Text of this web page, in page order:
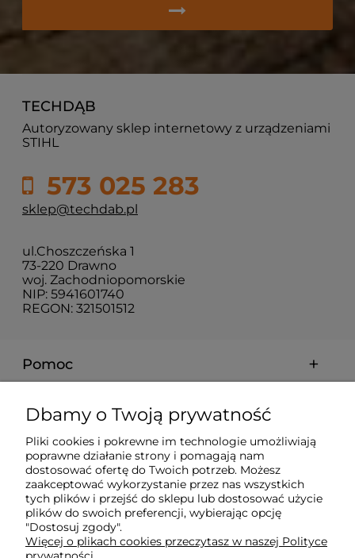
TECHDĄB
Autoryzowany sklep internetowy z urządzeniami
STIHL
573 025 283
sklep@techdab.pl
ul.Choszczeńska 1
73-220 Drawno
woj. Zachodniopomorskie
NIP: 5941601740
REGON: 321501512
Pomoc
Moje konto
Płatności i dostawa
Informacje
O nas
Dbamy o Twoją prywatność
Pliki cookies i pokrewne im technologie umożliwiają
poprawne działanie strony i pomagają nam
dostosować ofertę do Twoich potrzeb. Możesz
zaakceptować wykorzystanie przez nas wszystkich
tych plików i przejść do sklepu lub dostosować użycie
plików do swoich preferencji, wybierając opcję
"Dostosuj zgody".
Więcej o plikach cookies przeczytasz w naszej Polityce